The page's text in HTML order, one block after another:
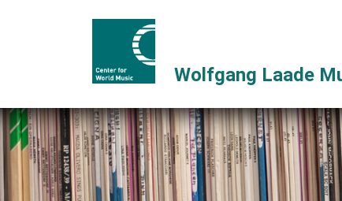
Wolfgang Laade